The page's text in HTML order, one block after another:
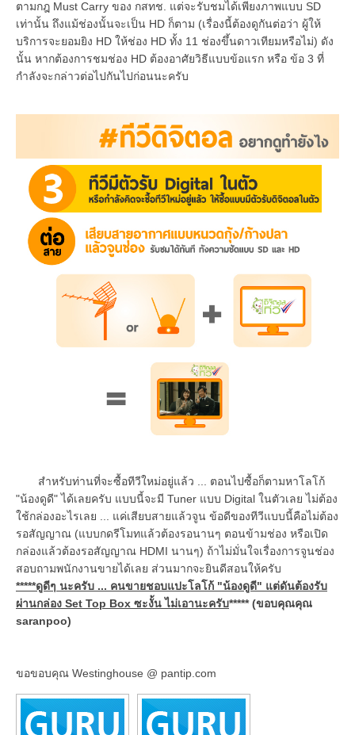
ตามกฎ Must Carry ของ กสทช. แต่จะรับชมได้เพียงภาพแบบ SD
เท่านั้น ถึงแม้ช่องนั้นจะเป็น HD ก็ตาม (เรื่องนี้ต้องดูกันต่อว่า ผู้ให้
บริการจะยอมยิง HD ให้ช่อง HD ทั้ง 11 ช่องขึ้นดาวเทียมหรือไม่) ดัง
นั้น หากต้องการชมช่อง HD ต้องอาศัยวิธีแบบข้อแรก หรือ ข้อ 3 ที่
กำลังจะกล่าวต่อไปกันไปก่อนนะครับ
สำหรับท่านที่จะซื้อทีวีใหม่อยู่แล้ว ... ตอนไปซื้อก็ตามหาโลโก้
"น้องดูดี" ได้เลยครับ แบบนี้จะมี Tuner แบบ Digital ในตัวเลย ไม่ต้อง
ใช้กล่องอะไรเลย ... แค่เสียบสายแล้วจูน ข้อดีของทีวีแบบนี้คือไม่ต้อง
รอสัญญาณ (แบบกดรีโมทแล้วต้องรอนานๆ ตอนข้ามช่อง หรือเปิด
กล่องแล้วต้องรอสัญญาณ HDMI นานๆ) ถ้าไม่มั่นใจเรื่องการจูนช่อง
สอบถามพนักงานขายได้เลย ส่วนมากจะยินดีสอนให้ครับ
*****ดูดีๆ นะครับ ... คนขายชอบแปะโลโก้ "น้องดูดี" แต่ดันต้องรับ
ผ่านกล่อง Set Top Box ซะงั้นไม่เอานะครับ***** (ขอบคุณคุณ
saranpoo)
ขอขอบคุณ Westinghouse @ pantip.com